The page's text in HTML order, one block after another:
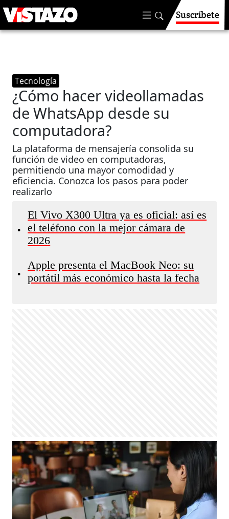
Suscríbete
Tecnología
¿Cómo hacer videollamadas
de WhatsApp desde su
computadora?
La plataforma de mensajería consolida su
función de video en computadoras,
permitiendo una mayor comodidad y
eficiencia. Conozca los pasos para poder
realizarlo
•
El Vivo X300 Ultra ya es oficial: así es
el teléfono con la mejor cámara de
2026
•
Apple presenta el MacBook Neo: su
portátil más económico hasta la fecha